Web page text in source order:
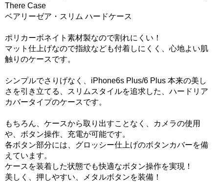
There Case
ベアリーゼア・スリム ハードケース
ポリカーボネイト素材製なので割れにくい！
マット仕上げなので指紋なども付着しにくく、心地よい肌
触りのケースです。
シンプルでさりげなく、iPhone6s Plus/6 Plus 本来の美し
さを引き立てる、スリムスタイルを追求した、ハードリア
カバータイプのケースです。
もちろん、ケースから取り出すことなく、カメラの使用
や、ボタン操作、充電が可能です。
各ボタン部分には、グロッシー仕上げのボタンカバーを備
えています。
ケースを装着した状態でも快適なボタン操作を実現！
美しく、押しやすい、メタルボタンを装備！